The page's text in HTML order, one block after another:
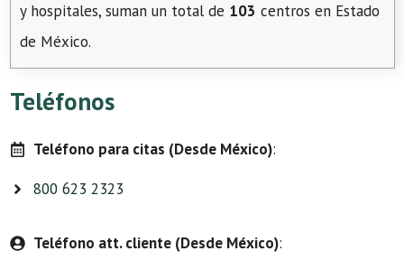
y hospitales, suman un total de 103 centros en Estado
de México.
Teléfonos
Teléfono para citas (Desde México):
800 623 2323
Teléfono att. cliente (Desde México):